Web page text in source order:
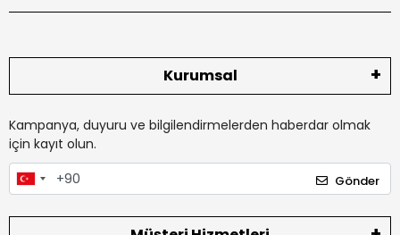
Kurumsal
Kampanya, duyuru ve bilgilendirmelerden haberdar olmak
için kayıt olun.
Gönder